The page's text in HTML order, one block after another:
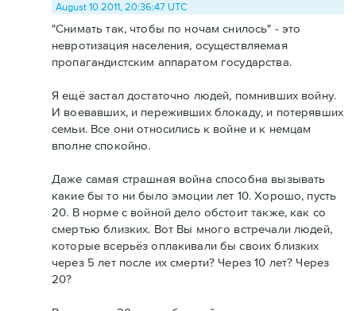
August 10 2011, 20:36:47 UTC
"Снимать так, чтобы по ночам снилось" - это
невротизация населения, осуществляемая
пропагандистским аппаратом государства.
Я ещё застал достаточно людей, помнивших войну.
И воевавших, и переживших блокаду, и потерявших
семьи. Все они относились к войне и к немцам
вполне спокойно.
Даже самая страшная война способна вызывать
какие бы то ни было эмоции лет 10. Хорошо, пусть
20. В норме с войной дело обстоит также, как со
смертью близких. Вот Вы много встречали людей,
которые всерьёз оплакивали бы своих близких
через 5 лет после их смерти? Через 10 лет? Через
20?